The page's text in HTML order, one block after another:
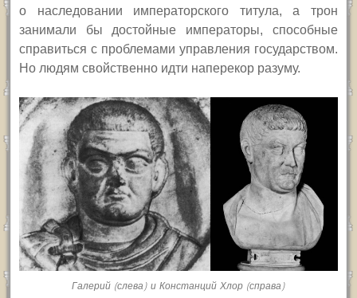
о наследовании императорского титула, а трон
занимали бы достойные императоры, способные
справиться с проблемами управления государством.
Но людям свойственно идти наперекор разуму.
Галерий (слева) и Констанций Хлор (справа)